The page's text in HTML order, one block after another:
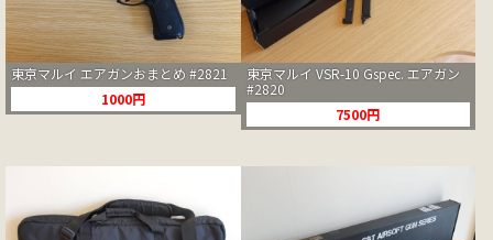
東京マルイ エアガンおまとめ #2821
1000円
東京マルイ VSR-10 Gspec. エアガン
#2820
7500円